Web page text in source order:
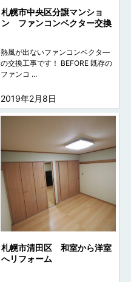
札幌市中央区分譲マンショ
ン ファンコンベクター交換
熱風が出ないファンコンベクタ―
の交換工事です！ BEFORE 既存の
ファンコ ...
2019年2月8日
札幌市清田区 和室から洋室
へリフォーム